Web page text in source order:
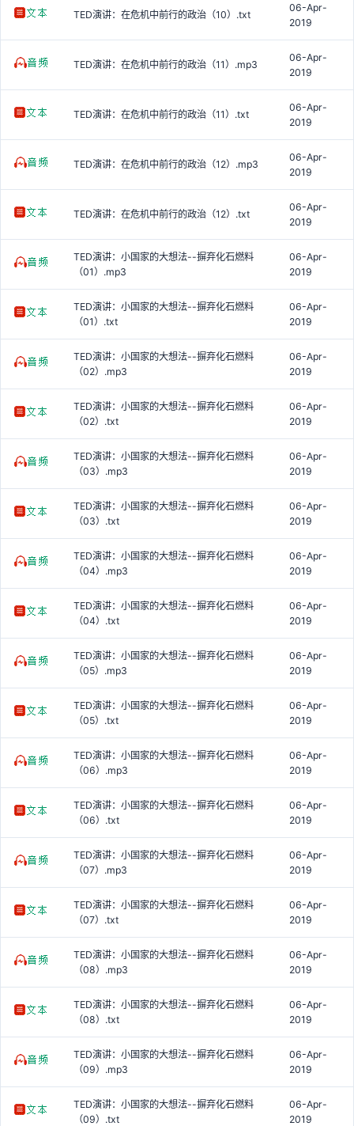
TED演讲：在危机中前行的政治（10）.txt
06-Apr-
2019
TED演讲：在危机中前行的政治（11）.mp3
06-Apr-
2019
TED演讲：在危机中前行的政治（11）.txt
06-Apr-
2019
TED演讲：在危机中前行的政治（12）.mp3
06-Apr-
2019
TED演讲：在危机中前行的政治（12）.txt
06-Apr-
2019
TED演讲：小国家的大想法--摒弃化石燃料
（01）.mp3
06-Apr-
2019
TED演讲：小国家的大想法--摒弃化石燃料
（01）.txt
06-Apr-
2019
TED演讲：小国家的大想法--摒弃化石燃料
（02）.mp3
06-Apr-
2019
TED演讲：小国家的大想法--摒弃化石燃料
（02）.txt
06-Apr-
2019
TED演讲：小国家的大想法--摒弃化石燃料
（03）.mp3
06-Apr-
2019
TED演讲：小国家的大想法--摒弃化石燃料
（03）.txt
06-Apr-
2019
TED演讲：小国家的大想法--摒弃化石燃料
（04）.mp3
06-Apr-
2019
TED演讲：小国家的大想法--摒弃化石燃料
（04）.txt
06-Apr-
2019
TED演讲：小国家的大想法--摒弃化石燃料
（05）.mp3
06-Apr-
2019
TED演讲：小国家的大想法--摒弃化石燃料
（05）.txt
06-Apr-
2019
TED演讲：小国家的大想法--摒弃化石燃料
（06）.mp3
06-Apr-
2019
TED演讲：小国家的大想法--摒弃化石燃料
（06）.txt
06-Apr-
2019
TED演讲：小国家的大想法--摒弃化石燃料
（07）.mp3
06-Apr-
2019
TED演讲：小国家的大想法--摒弃化石燃料
（07）.txt
06-Apr-
2019
TED演讲：小国家的大想法--摒弃化石燃料
（08）.mp3
06-Apr-
2019
TED演讲：小国家的大想法--摒弃化石燃料
（08）.txt
06-Apr-
2019
TED演讲：小国家的大想法--摒弃化石燃料
（09）.mp3
06-Apr-
2019
TED演讲：小国家的大想法--摒弃化石燃料
（09）.txt
06-Apr-
2019